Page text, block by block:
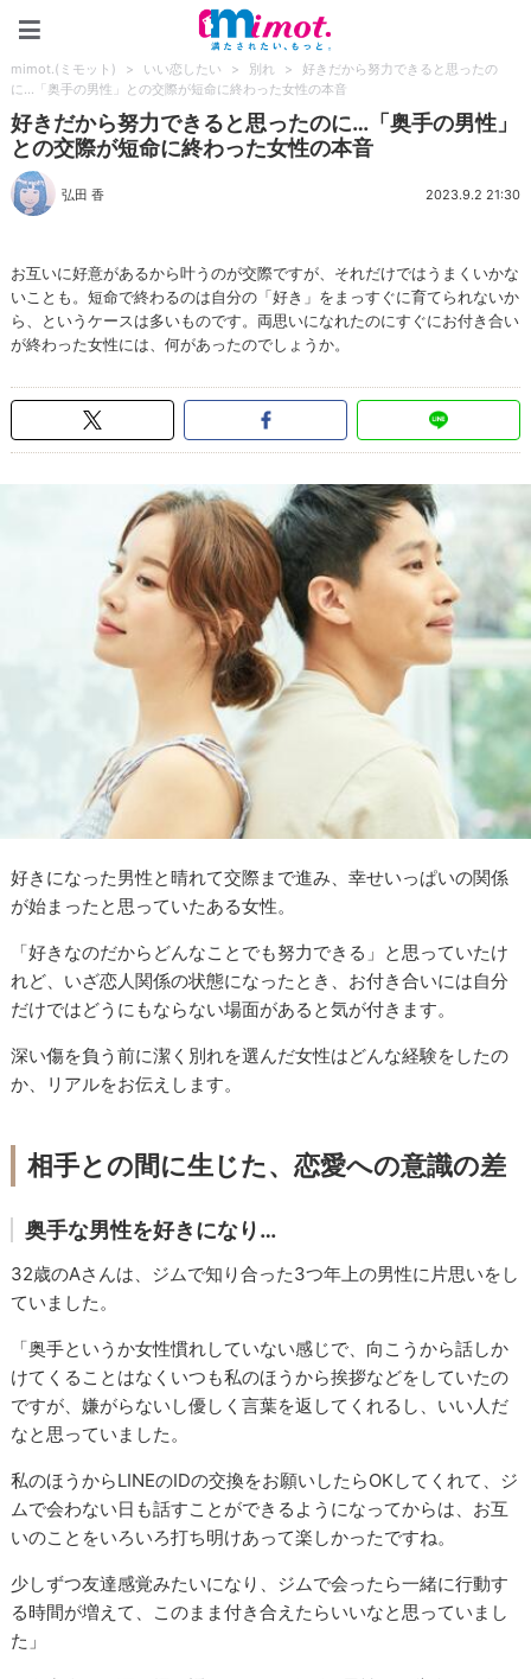
mimot.(ミモット) > いい恋したい > 別れ >
好きだから努力できると思ったの
に…「奥手の男性」との交際が短命に終わった女性の本音
好きだから努力できると思ったのに…「奥手の男性」
との交際が短命に終わった女性の本音
弘田 香 2023.9.2 21:30
お互いに好意があるから叶うのが交際ですが、それだけではうまくいかな
いことも。短命で終わるのは自分の「好き」をまっすぐに育てられないか
ら、というケースは多いものです。両思いになれたのにすぐにお付き合い
が終わった女性には、何があったのでしょうか。
好きになった男性と晴れて交際まで進み、幸せいっぱいの関係
が始まったと思っていたある女性。
「好きなのだからどんなことでも努力できる」と思っていたけ
れど、いざ恋人関係の状態になったとき、お付き合いには自分
だけではどうにもならない場面があると気が付きます。
深い傷を負う前に潔く別れを選んだ女性はどんな経験をしたの
か、リアルをお伝えします。
相手との間に生じた、恋愛への意識の差
奥手な男性を好きになり…
32歳のAさんは、ジムで知り合った3つ年上の男性に片思いをし
ていました。
「奥手というか女性慣れしていない感じで、向こうから話しか
けてくることはなくいつも私のほうから挨拶などをしていたの
ですが、嫌がらないし優しく言葉を返してくれるし、いい人だ
なと思っていました。
私のほうからLINEのIDの交換をお願いしたらOKしてくれて、ジ
ムで会わない日も話すことができるようになってからは、お互
いのことをいろいろ打ち明けあって楽しかったですね。
少しずつ友達感覚みたいになり、ジムで会ったら一緒に行動す
る時間が増えて、このまま付き合えたらいいなと思っていまし
た」